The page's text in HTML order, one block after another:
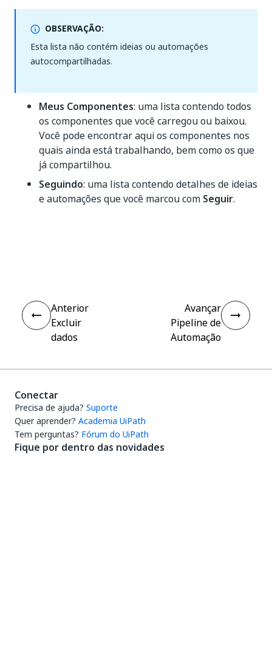
OBSERVAÇÃO:
Esta lista não contém ideias ou automações
autocompartilhadas.
Meus Componentes: uma lista contendo todos
os componentes que você carregou ou baixou.
Você pode encontrar aqui os componentes nos
quais ainda está trabalhando, bem como os que
já compartilhou.
Seguindo: uma lista contendo detalhes de ideias
e automações que você marcou com Seguir.
Anterior
Excluir
dados
Avançar
Pipeline de
Automação
Conectar
Precisa de ajuda? Suporte
Quer aprender? Academia UiPath
Tem perguntas? Fórum do UiPath
Fique por dentro das novidades